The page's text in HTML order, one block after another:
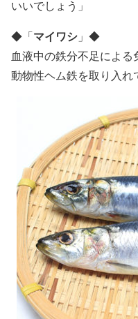
いいでしょう」
◆ 「マイワシ 」 ◆
血液中の鉄分不足による
動物性ヘム鉄を取り入れ